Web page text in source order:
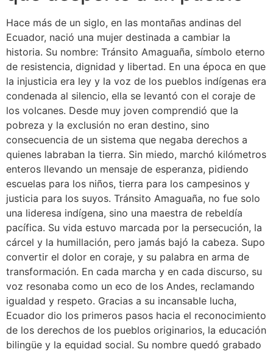
Hace más de un siglo, en las montañas andinas del
Ecuador, nació una mujer destinada a cambiar la
historia. Su nombre: Tránsito Amaguaña, símbolo eterno
de resistencia, dignidad y libertad. En una época en que
la injusticia era ley y la voz de los pueblos indígenas era
condenada al silencio, ella se levantó con el coraje de
los volcanes. Desde muy joven comprendió que la
pobreza y la exclusión no eran destino, sino
consecuencia de un sistema que negaba derechos a
quienes labraban la tierra. Sin miedo, marchó kilómetros
enteros llevando un mensaje de esperanza, pidiendo
escuelas para los niños, tierra para los campesinos y
justicia para los suyos. Tránsito Amaguaña, no fue solo
una lideresa indígena, sino una maestra de rebeldía
pacífica. Su vida estuvo marcada por la persecución, la
cárcel y la humillación, pero jamás bajó la cabeza. Supo
convertir el dolor en coraje, y su palabra en arma de
transformación. En cada marcha y en cada discurso, su
voz resonaba como un eco de los Andes, reclamando
igualdad y respeto. Gracias a su incansable lucha,
Ecuador dio los primeros pasos hacia el reconocimiento
de los derechos de los pueblos originarios, la educación
bilingüe y la equidad social. Su nombre quedó grabado